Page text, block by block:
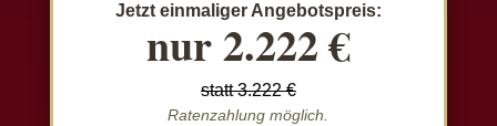
Jetzt einmaliger Angebotspreis:
nur 2.222 €
statt 3.222 €
Ratenzahlung möglich.